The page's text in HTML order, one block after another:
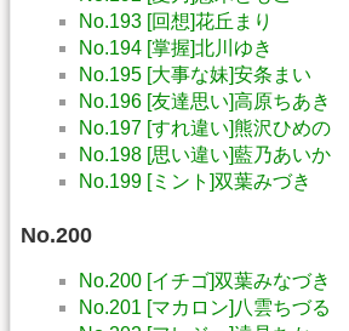
No.193 [回想]花丘まり
No.194 [掌握]北川ゆき
No.195 [大事な妹]安条まい
No.196 [友達思い]高原ちあき
No.197 [すれ違い]熊沢ひめの
No.198 [思い違い]藍乃あいか
No.199 [ミント]双葉みづき
No.200
No.200 [イチゴ]双葉みなづき
No.201 [マカロン]八雲ちづる